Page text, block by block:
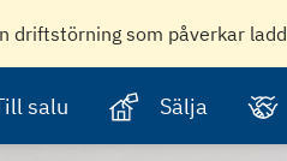
driftstörning som påverkar
salu Sälja